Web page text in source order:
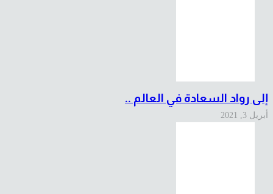
إلى رواد السعادة في العالم ..
أبريل 3, 2021